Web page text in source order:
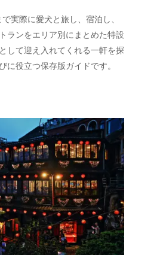
実際に愛犬と旅し、宿泊し、
ランをエリア別にまとめた特設
して迎え入れてくれる一軒を探
に役立つ保存版ガイドです。